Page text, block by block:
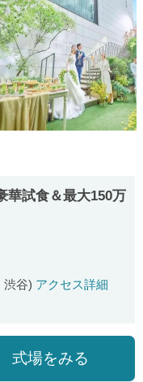
華試食＆最大150万
渋谷) アクセス詳細
式場をみる